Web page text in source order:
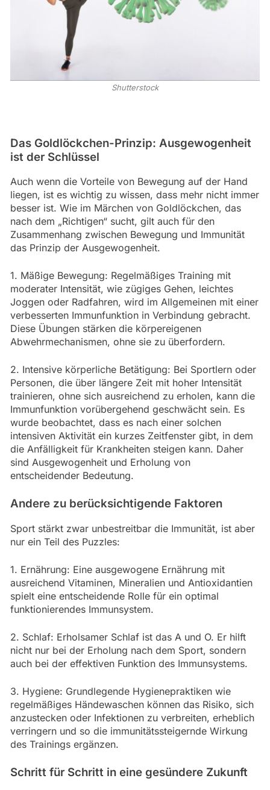
Shutterstock
Das Goldlöckchen-Prinzip: Ausgewogenheit
ist der Schlüssel
Auch wenn die Vorteile von Bewegung auf der Hand
liegen, ist es wichtig zu wissen, dass mehr nicht immer
besser ist. Wie im Märchen von Goldlöckchen, das
nach dem „Richtigen“ sucht, gilt auch für den
Zusammenhang zwischen Bewegung und Immunität
das Prinzip der Ausgewogenheit.
1. Mäßige Bewegung: Regelmäßiges Training mit
moderater Intensität, wie zügiges Gehen, leichtes
Joggen oder Radfahren, wird im Allgemeinen mit einer
verbesserten Immunfunktion in Verbindung gebracht.
Diese Übungen stärken die körpereigenen
Abwehrmechanismen, ohne sie zu überfordern.
2. Intensive körperliche Betätigung: Bei Sportlern oder
Personen, die über längere Zeit mit hoher Intensität
trainieren, ohne sich ausreichend zu erholen, kann die
Immunfunktion vorübergehend geschwächt sein. Es
wurde beobachtet, dass es nach einer solchen
intensiven Aktivität ein kurzes Zeitfenster gibt, in dem
die Anfälligkeit für Krankheiten steigen kann. Daher
sind Ausgewogenheit und Erholung von
entscheidender Bedeutung.
Andere zu berücksichtigende Faktoren
Sport stärkt zwar unbestreitbar die Immunität, ist aber
nur ein Teil des Puzzles:
1. Ernährung: Eine ausgewogene Ernährung mit
ausreichend Vitaminen, Mineralien und Antioxidantien
spielt eine entscheidende Rolle für ein optimal
funktionierendes Immunsystem.
2. Schlaf: Erholsamer Schlaf ist das A und O. Er hilft
nicht nur bei der Erholung nach dem Sport, sondern
auch bei der effektiven Funktion des Immunsystems.
3. Hygiene: Grundlegende Hygienepraktiken wie
regelmäßiges Händewaschen können das Risiko, sich
anzustecken oder Infektionen zu verbreiten, erheblich
verringern und so die immunitätssteigernde Wirkung
des Trainings ergänzen.
Schritt für Schritt in eine gesündere Zukunft